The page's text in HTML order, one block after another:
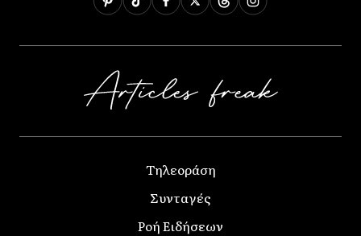
Τηλεοράση
Συνταγές
Ροή Ειδήσεων